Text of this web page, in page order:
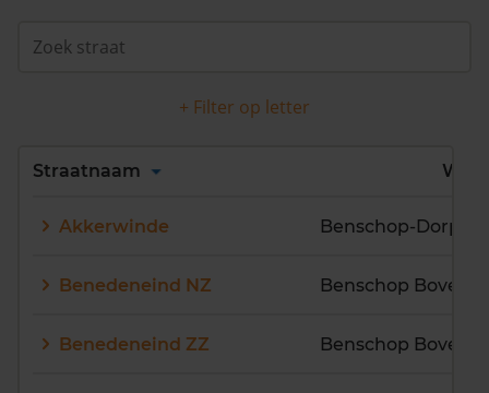
+ Filter op letter
Alles
Q
R S U
V
Straatnaam Wijk
Akkerwinde Benschop-Dorp
Benedeneind NZ
Benedeneind ZZ